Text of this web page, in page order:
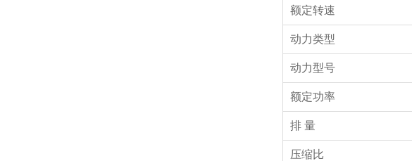
额定转速
动力类型
动力型号
额定功率
排 量
压缩比